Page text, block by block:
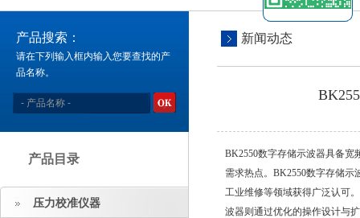
产品搜索：
请在下列输入框内输入您要查找的产
品名称。
产品目录
压力校准仪器
新闻动态
BK2550数字存储示波器具备宽频
需求热点。BK2550数字存储示
工业维修等领域获得广泛认可
波器则通过优化的操作设计与扩